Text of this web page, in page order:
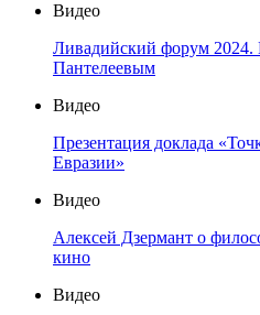
Видео
Ливадийский форум 2024.
Пантелеевым
Видео
Презентация доклада
Евразии»
Видео
Алексей Дзермант о
кино
Видео